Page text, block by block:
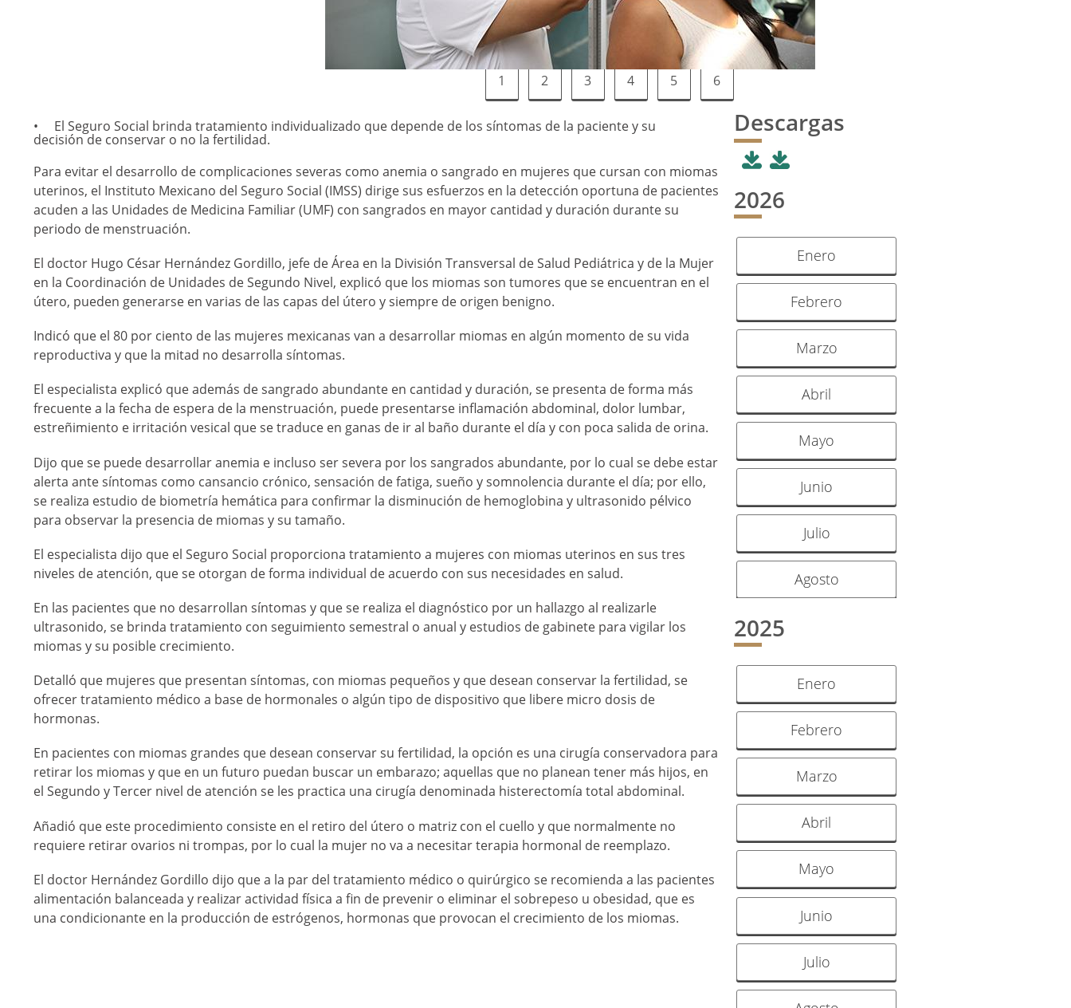
1 2 3 4 5 6
El Seguro Social brinda tratamiento individualizado que depende de los síntomas de la paciente y su
decisión de conservar o no la fertilidad.
Para evitar el desarrollo de complicaciones severas como anemia o sangrado en mujeres que cursan con miomas
uterinos, el Instituto Mexicano del Seguro Social (IMSS) dirige sus esfuerzos en la detección oportuna de pacientes
acuden a las Unidades de Medicina Familiar (UMF) con sangrados en mayor cantidad y duración durante su
periodo de menstruación.
El doctor Hugo César Hernández Gordillo, jefe de Área en la División Transversal de Salud Pediátrica y de la Mujer
en la Coordinación de Unidades de Segundo Nivel, explicó que los miomas son tumores que se encuentran en el
útero, pueden generarse en varias de las capas del útero y siempre de origen benigno.
Indicó que el 80 por ciento de las mujeres mexicanas van a desarrollar miomas en algún momento de su vida
reproductiva y que la mitad no desarrolla síntomas.
El especialista explicó que además de sangrado abundante en cantidad y duración, se presenta de forma más
frecuente a la fecha de espera de la menstruación, puede presentarse inflamación abdominal, dolor lumbar,
estreñimiento e irritación vesical que se traduce en ganas de ir al baño durante el día y con poca salida de orina.
Dijo que se puede desarrollar anemia e incluso ser severa por los sangrados abundante, por lo cual se debe estar
alerta ante síntomas como cansancio crónico, sensación de fatiga, sueño y somnolencia durante el día; por ello,
se realiza estudio de biometría hemática para confirmar la disminución de hemoglobina y ultrasonido pélvico
para observar la presencia de miomas y su tamaño.
El especialista dijo que el Seguro Social proporciona tratamiento a mujeres con miomas uterinos en sus tres
niveles de atención, que se otorgan de forma individual de acuerdo con sus necesidades en salud.
En las pacientes que no desarrollan síntomas y que se realiza el diagnóstico por un hallazgo al realizarle
ultrasonido, se brinda tratamiento con seguimiento semestral o anual y estudios de gabinete para vigilar los
miomas y su posible crecimiento.
Detalló que mujeres que presentan síntomas, con miomas pequeños y que desean conservar la fertilidad, se
ofrecer tratamiento médico a base de hormonales o algún tipo de dispositivo que libere micro dosis de
hormonas.
En pacientes con miomas grandes que desean conservar su fertilidad, la opción es una cirugía conservadora para
retirar los miomas y que en un futuro puedan buscar un embarazo; aquellas que no planean tener más hijos, en
el Segundo y Tercer nivel de atención se les practica una cirugía denominada histerectomía total abdominal.
Añadió que este procedimiento consiste en el retiro del útero o matriz con el cuello y que normalmente no
requiere retirar ovarios ni trompas, por lo cual la mujer no va a necesitar terapia hormonal de reemplazo.
El doctor Hernández Gordillo dijo que a la par del tratamiento médico o quirúrgico se recomienda a las pacientes
alimentación balanceada y realizar actividad física a fin de prevenir o eliminar el sobrepeso u obesidad, que es
una condicionante en la producción de estrógenos, hormonas que provocan el crecimiento de los miomas.
Descargas
2026
Enero
Febrero
Marzo
Abril
Mayo
Junio
Julio
Agosto
2025
Enero
Febrero
Marzo
Abril
Mayo
Junio
Julio